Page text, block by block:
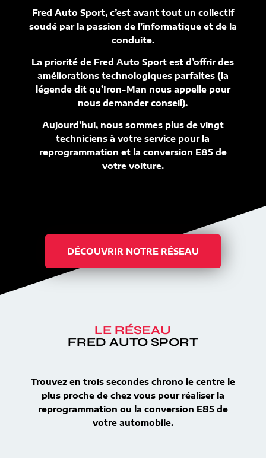
Fred Auto Sport, c’est avant tout un collectif
soudé par la passion de l’informatique et de la
conduite.
La priorité de Fred Auto Sport est d’offrir des
améliorations technologiques parfaites (la
légende dit qu’Iron-Man nous appelle pour
nous demander conseil).
Aujourd’hui, nous sommes plus de vingt
techniciens à votre service pour la
reprogrammation et la conversion E85 de
votre voiture.
DÉCOUVRIR NOTRE RÉSEAU
LE RÉSEAU
FRED AUTO SPORT
Trouvez en trois secondes chrono le centre le
plus proche de chez vous pour réaliser la
reprogrammation ou la conversion E85 de
votre automobile.